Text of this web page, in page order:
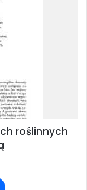
roślinnych